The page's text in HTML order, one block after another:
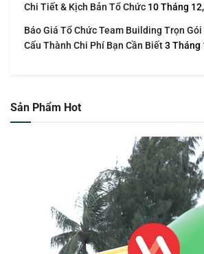
Chi Tiết & Kịch Bản Tổ Chức 10 Tháng
Báo Giá Tổ Chức Team Building Trọn
Cấu Thành Chi Phí Bạn Cần Biết3 Tháng
Sản Phẩm Hot